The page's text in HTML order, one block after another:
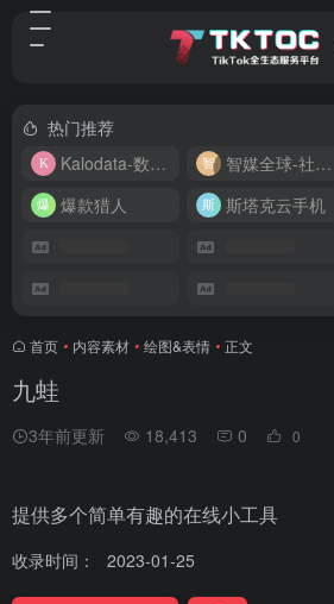
热门推荐
Kalodata-数据分析平台
智媒全球-社媒管理平台
爆款猎人
斯塔克云手机
首页 • 内容素材 • 绘图&表情 • 正文
九蛙
3年前更新 18,413 0 0
提供多个简单有趣的在线小工具
收录时间： 2023-01-25